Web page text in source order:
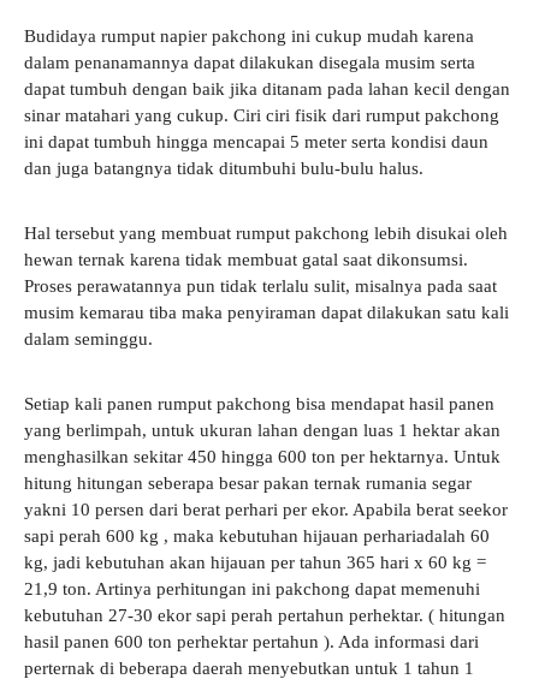
Budidaya rumput napier pakchong ini cukup mudah karena
dalam penanamannya dapat dilakukan disegala musim serta
dapat tumbuh dengan baik jika ditanam pada lahan kecil dengan
sinar matahari yang cukup. Ciri ciri fisik dari rumput pakchong
ini dapat tumbuh hingga mencapai 5 meter serta kondisi daun
dan juga batangnya tidak ditumbuhi bulu-bulu halus.
Hal tersebut yang membuat rumput pakchong lebih disukai oleh
hewan ternak karena tidak membuat gatal saat dikonsumsi.
Proses perawatannya pun tidak terlalu sulit, misalnya pada saat
musim kemarau tiba maka penyiraman dapat dilakukan satu kali
dalam seminggu.
Setiap kali panen rumput pakchong bisa mendapat hasil panen
yang berlimpah, untuk ukuran lahan dengan luas 1 hektar akan
menghasilkan sekitar 450 hingga 600 ton per hektarnya. Untuk
hitung hitungan seberapa besar pakan ternak rumania segar
yakni 10 persen dari berat perhari per ekor. Apabila berat seekor
sapi perah 600 kg , maka kebutuhan hijauan perhariadalah 60
kg, jadi kebutuhan akan hijauan per tahun 365 hari x 60 kg =
21,9 ton. Artinya perhitungan ini pakchong dapat memenuhi
kebutuhan 27-30 ekor sapi perah pertahun perhektar. ( hitungan
hasil panen 600 ton perhektar pertahun ). Ada informasi dari
perternak di beberapa daerah menyebutkan untuk 1 tahun 1